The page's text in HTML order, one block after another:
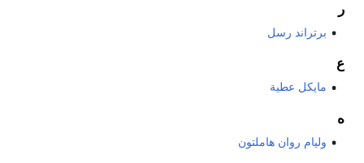
ر
برتراند رسل
ع
مايكل عطية
ه
وليام روان هاملتون